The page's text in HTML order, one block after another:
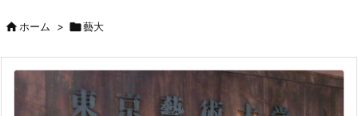

次へ

ホーム > 藝大